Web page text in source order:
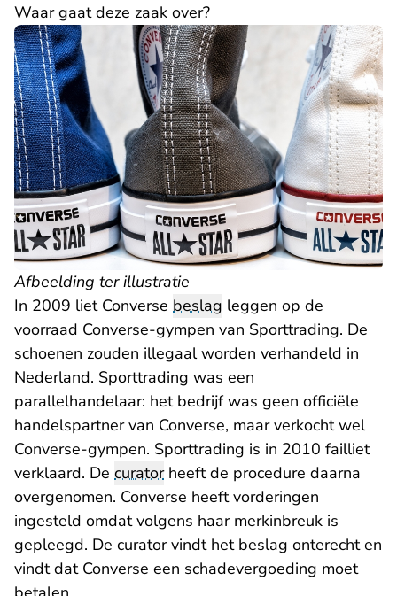
Waar gaat deze zaak over?
Afbeelding ter illustratie
In 2009 liet Converse beslag leggen op de
voorraad Converse-gympen van Sporttrading. De
schoenen zouden illegaal worden verhandeld in
Nederland. Sporttrading was een
parallelhandelaar: het bedrijf was geen officiële
handelspartner van Converse, maar verkocht wel
Converse-gympen. Sporttrading is in 2010 failliet
verklaard. De curatorheeft de procedure daarna
overgenomen. Converse heeft vorderingen
ingesteld omdat volgens haar merkinbreuk is
gepleegd. De curator vindt het beslag onterecht en
vindt dat Converse een schadevergoeding moet